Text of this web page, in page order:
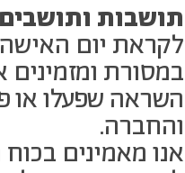
תושבות
לקראת יום האישה
במסורת
השראה שפעלו או
והחברה.
אנו מאמינים